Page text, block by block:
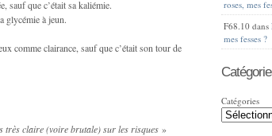
sauf que c’était sa kaliémie.
glycémie à jeun.
comme clairance, sauf que c’était son tour de
très claire (voire brutale) sur les risques »
roses, mes
F68.10 dans
mes fesses ?
Catégories